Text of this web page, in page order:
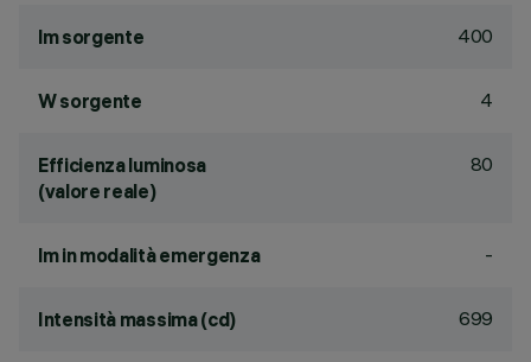
lm sorgente 400
W sorgente 4
Efficienza luminosa
(valore reale)
80
lm in modalità emergenza -
Intensità massima (cd) 699